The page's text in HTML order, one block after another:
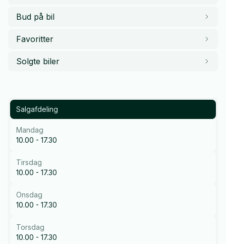
Bud på bil
Favoritter
Solgte biler
Salgafdeling
Mandag
10.00 - 17.30
Tirsdag
10.00 - 17.30
Onsdag
10.00 - 17.30
Torsdag
10.00 - 17.30